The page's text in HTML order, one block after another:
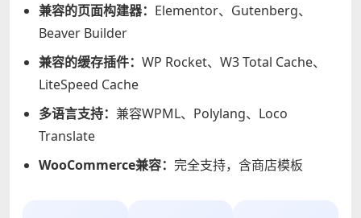
兼容的页面构建器： Elementor、Gutenberg、
Beaver Builder
兼容的缓存插件： WP Rocket、W3 Total Cache、
LiteSpeed Cache
多语言支持： 兼容WPML、Polylang、Loco
Translate
WooCommerce兼容： 完全支持，含商店模板